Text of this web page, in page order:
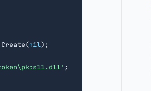
nil);
;